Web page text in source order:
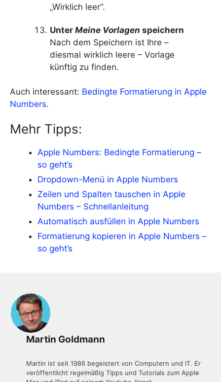
„Wirklich leer“.
Unter Meine Vorlagen speichern
Nach dem Speichern ist Ihre –
diesmal wirklich leere – Vorlage
künftig zu finden.
Auch interessant: Bedingte Formatierung in Apple
Numbers.
Mehr Tipps:
Apple Numbers: Bedingte Formatierung –
so geht’s
Dropdown-Menü in Apple Numbers
Zeilen und Spalten tauschen in Apple
Numbers – Schnellanleitung
Automatisch ausfüllen in Apple Numbers
Formatierung kopieren in Apple Numbers –
so geht’s
Martin Goldmann
Martin ist seit 1986 begeistert von Computern und IT. Er
veröffentlicht regelmäßig Tipps und Tutorials zum Apple